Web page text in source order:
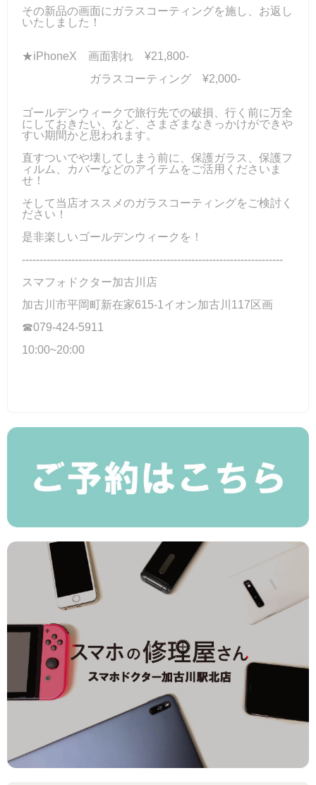
その新品の画面にガラスコーティングを施し、お返し
いたしました！
★iPhoneX 画面割れ ¥21,800-
ガラスコーティング ¥2,000-
ゴールデンウィークで旅行先での破損、行く前に万全
にしておきたい、など、さまざまなきっかけができや
すい期間かと思われます。
直すついでや壊してしまう前に、保護ガラス、保護フ
ィルム、カバーなどのアイテムをご活用くださいま
せ！
そして当店オススメのガラスコーティングをご検討く
ださい！
是非楽しいゴールデンウィークを！
--------------------------------------------------------------------------
スマフォドクター加古川店
加古川市平岡町新在家615-1イオン加古川117区画
☎079-424-5911
10:00~20:00